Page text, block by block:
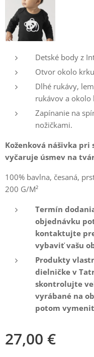
Detské body z
Otvor okolo
Dlhé rukávy,
rukávov a okolo
Zapínanie na
nožičkami.
Koženková nášivka
vyčaruje úsmev na
100% bavlna, česaná,
200 G/M²
Termín
objednávku
kontaktujte
vybaviť vašu
Produkty
dielničke v
skontrolujte
vyrábané na
potom
27,00 €